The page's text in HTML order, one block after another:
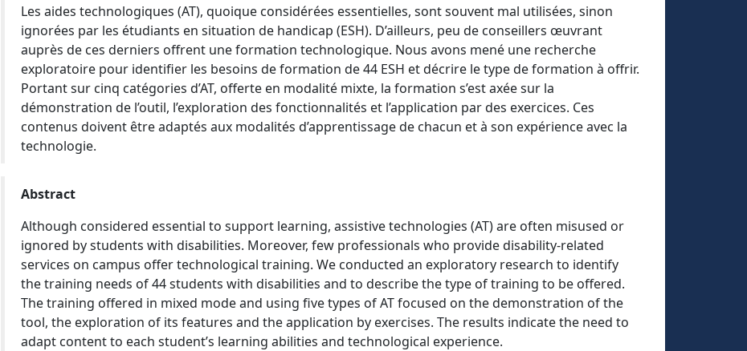
Les aides technologiques (AT), quoique considérées essentielles, sont souvent mal utilisées, sinon
ignorées par les étudiants en situation de handicap (ESH). D’ailleurs, peu de conseillers œuvrant
auprès de ces derniers offrent une formation technologique. Nous avons mené une recherche
exploratoire pour identifier les besoins de formation de 44 ESH et décrire le type de formation à offrir.
Portant sur cinq catégories d’AT, offerte en modalité mixte, la formation s’est axée sur la
démonstration de l’outil, l’exploration des fonctionnalités et l’application par des exercices. Ces
contenus doivent être adaptés aux modalités d’apprentissage de chacun et à son expérience avec la
technologie.
Abstract
Although considered essential to support learning, assistive technologies (AT) are often misused or
ignored by students with disabilities. Moreover, few professionals who provide disability-related
services on campus offer technological training. We conducted an exploratory research to identify
the training needs of 44 students with disabilities and to describe the type of training to be offered.
The training offered in mixed mode and using five types of AT focused on the demonstration of the
tool, the exploration of its features and the application by exercises. The results indicate the need to
adapt content to each student’s learning abilities and technological experience.